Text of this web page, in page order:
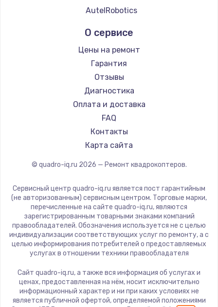
AutelRobotics
О сервисе
Цены на ремонт
Гарантия
Отзывы
Диагностика
Оплата и доставка
FAQ
Контакты
Карта сайта
© quadro-iq.ru 2026 — Ремонт квадрокоптеров.
Сервисный центр quadro-iq.ru является пост гарантийным
(не авторизованным) сервисным центром. Торговые марки,
перечисленные на сайте quadro-iq.ru, являются
зарегистрированным товарными знаками компаний
правообладателей. Обозначения используется не с целью
индивидуализации соответствующих услуг по ремонту, а с
целью информирования потребителей о предоставляемых
услугах в отношении техники правообладателя
Сайт quadro-iq.ru, а также вся информация об услугах и
ценах, предоставленная на нём, носит исключительно
информационный характер и ни при каких условиях не
является публичной офертой, определяемой положениями